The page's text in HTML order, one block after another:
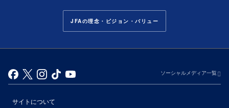
JFAの理念・ビジョン・バリュー
ソーシャルメディア一覧
サイトについて